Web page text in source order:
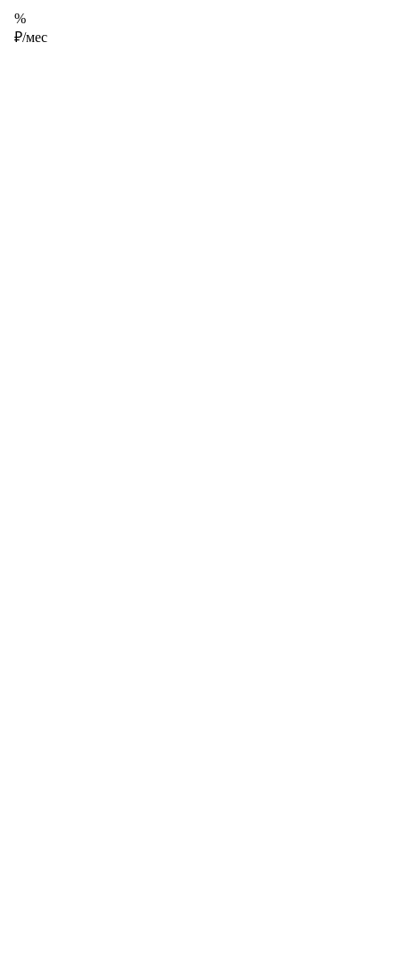
%
₽/мес